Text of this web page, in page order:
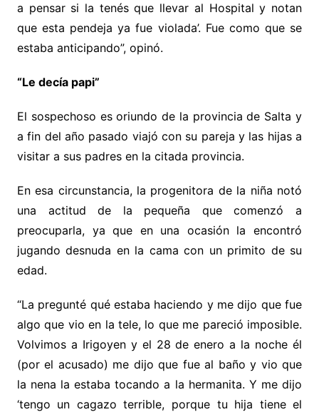
a pensar si la tenés que llevar al Hospital y notan
que esta pendeja ya fue violada’. Fue como que se
estaba anticipando”, opinó.
“Le decía papi”
El sospechoso es oriundo de la provincia de Salta y
a fin del año pasado viajó con su pareja y las hijas a
visitar a sus padres en la citada provincia.
En esa circunstancia, la progenitora de la niña notó
una actitud de la pequeña que comenzó a
preocuparla, ya que en una ocasión la encontró
jugando desnuda en la cama con un primito de su
edad.
“La pregunté qué estaba haciendo y me dijo que fue
algo que vio en la tele, lo que me pareció imposible.
Volvimos a Irigoyen y el 28 de enero a la noche él
(por el acusado) me dijo que fue al baño y vio que
la nena la estaba tocando a la hermanita. Y me dijo
‘tengo un cagazo terrible, porque tu hija tiene el